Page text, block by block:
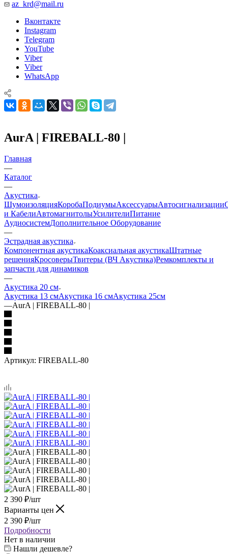
az_krd@mail.ru
Вконтакте
Instagram
Telegram
YouTube
Viber
Viber
WhatsApp
AurA | FIREBALL-80 |
Главная
—
Каталог
—
Акустика
ШумоизоляцияКоробаПодиумыАксессуарыАвтосигнализации
и КабелиАвтомагнитолыУсилителиПитание
АудиосистемДополнительное Оборудование
—
Эстрадная акустика
Компонентная акустикаКоаксиальная акустикаШтатные
решенияКросоверыТвитеры (ВЧ Акустика)Ремкомплекты и
запчасти для динамиков
—
Акустика 20 см
Акустика 13 смАкустика 16 смАкустика 25см
—AurA | FIREBALL-80 |
Артикул: FIREBALL-80
2 390 ₽/шт
Варианты цен
2 390 ₽/шт
Подробности
Нет в наличии
Нашли дешевле?